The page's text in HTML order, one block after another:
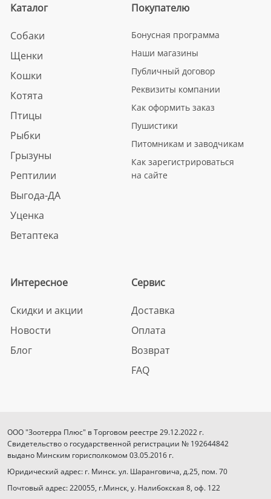
Каталог
Собаки
Щенки
Кошки
Котята
Птицы
Рыбки
Грызуны
Рептилии
Выгода-ДА
Уценка
Ветаптека
Покупателю
Бонусная программа
Наши магазины
Публичный договор
Реквизиты компании
Как оформить заказ
Пушистики
Питомникам и заводчикам
Как зарегистрироваться
на сайте
Интересное
Скидки и акции
Новости
Блог
Сервис
Доставка
Оплата
Возврат
FAQ
ООО "Зоотерра Плюс" в Торговом реестре 29.12.2022 г.
Свидетельство о государственной регистрации № 192644842
выдано Минским горисполкомом 03.05.2016 г.
Юридический адрес: г. Минск. ул. Шаранговича, д.25, пом. 70
Почтовый адрес: 220055, г.Минск, у. Налибокская 8, оф. 122